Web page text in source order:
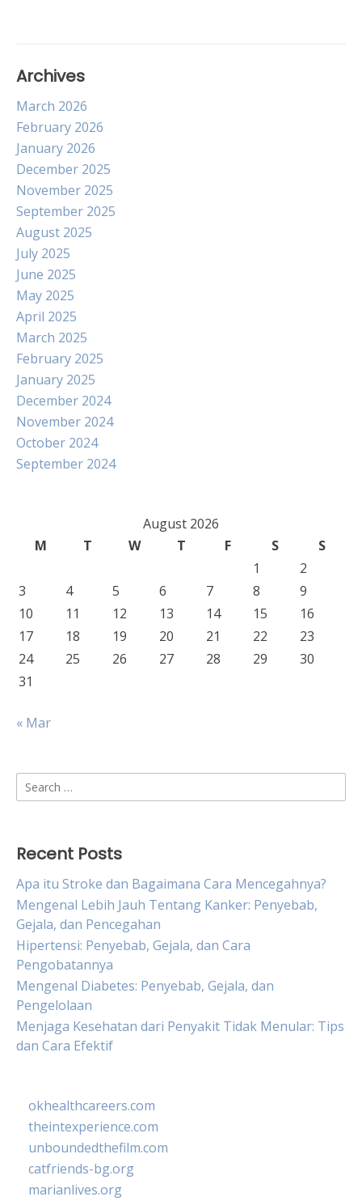
Archives
March 2026
February 2026
January 2026
December 2025
November 2025
September 2025
August 2025
July 2025
June 2025
May 2025
April 2025
March 2025
February 2025
January 2025
December 2024
November 2024
October 2024
September 2024
August 2026
M
T W T F S
S
1
2
3
4 5 6 7 8
9
10
11 12 13 14 15
16
17
18 19 20 21 22
23
24
25 26 27 28 29
30
31
« Mar
Search
for:
Recent Posts
Apa itu Stroke dan Bagaimana Cara Mencegahnya?
Mengenal Lebih Jauh Tentang Kanker: Penyebab,
Gejala, dan Pencegahan
Hipertensi: Penyebab, Gejala, dan Cara
Pengobatannya
Mengenal Diabetes: Penyebab, Gejala, dan
Pengelolaan
Menjaga Kesehatan dari Penyakit Tidak Menular: Tips
dan Cara Efektif
okhealthcareers.com
theintexperience.com
unboundedthefilm.com
catfriends-bg.org
marianlives.org